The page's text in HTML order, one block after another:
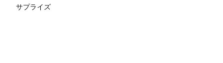
サプライズ